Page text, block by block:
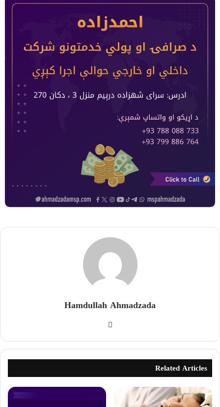
Hamdullah Ahmadzada
Related Articles